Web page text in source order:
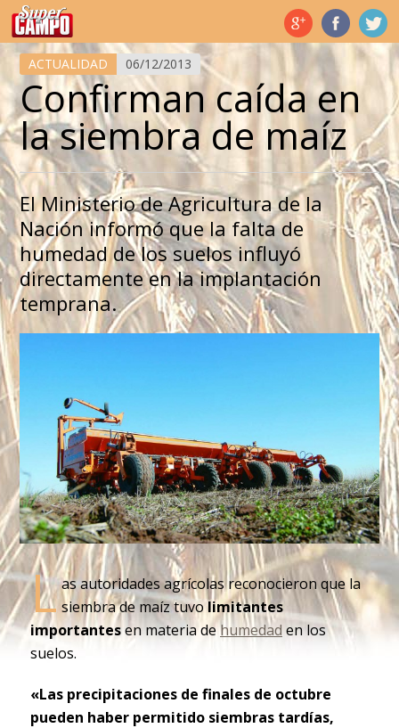
Temas de hoy
ACTUALIDAD 06/12/2013
Confirman caída en
la siembra de maíz
El Ministerio de Agricultura de la
Nación informó que la falta de
humedad de los suelos influyó
directamente en la implantación
temprana.
L as autoridades agrícolas reconocieron que la
siembra de maíz tuvo limitantes
importantesen materia dehumedaden los
suelos.
«Las precipitaciones de finales de octubre
pueden haber permitido siembras tardías,